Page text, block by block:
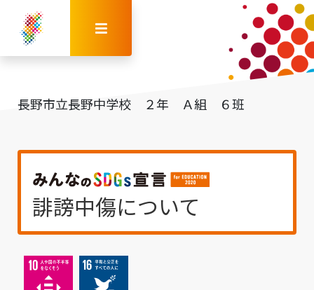
長野市立長野中学校 ２年 Ａ組 ６班
誹謗中傷について